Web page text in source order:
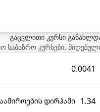
გაცვლითი კურსი
საბაზრო კურსები,
0.0041
დირჰამი 1.34